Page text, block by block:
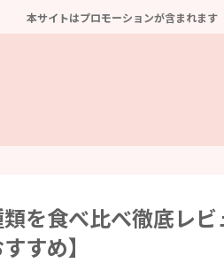
本サイトはプロモーションが含まれます
を食べ比べ徹底レ
すめ】